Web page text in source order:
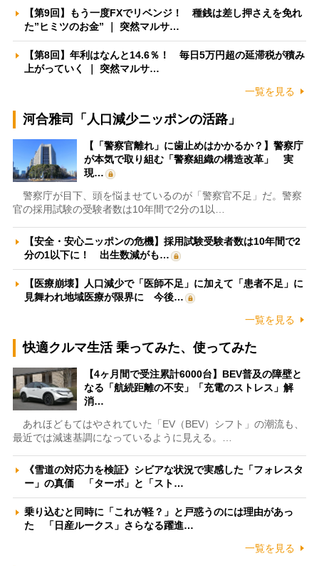
【第9回】もう一度FXでリベンジ！ 種銭は差し押さえを免れ
た”ヒミツのお金” ｜ 突然マルサ…
【第8回】年利はなんと14.6％！ 毎日5万円超の延滞税が積み
上がっていく ｜ 突然マルサ…
一覧を見る
河合雅司「人口減少ニッポンの活路」
【「警察官離れ」に歯止めはかかるか？】警察庁
が本気で取り組む「警察組織の構造改革」 実
現…
警察庁が目下、頭を悩ませているのが「警察官不足」だ。警察
官の採用試験の受験者数は10年間で2分の1以…
【安全・安心ニッポンの危機】採用試験受験者数は10年間で2
分の1以下に！ 出生数減がも…
【医療崩壊】人口減少で「医師不足」に加えて「患者不足」に
見舞われ地域医療が限界に 今後…
一覧を見る
快適クルマ生活 乗ってみた、使ってみた
【4ヶ月間で受注累計6000台】BEV普及の障壁と
なる「航続距離の不安」「充電のストレス」解
消…
あれほどもてはやされていた「EV（BEV）シフト」の潮流も、
最近では減速基調になっているように見える。…
《雪道の対応力を検証》シビアな状況で実感した「フォレスタ
ー」の真価 「ターボ」と「スト…
乗り込むと同時に「これが軽？」と戸惑うのには理由があっ
た 「日産ルークス」さらなる躍進…
一覧を見る